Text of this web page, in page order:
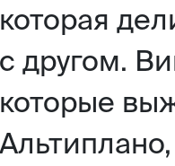
которая
с другом.
которые